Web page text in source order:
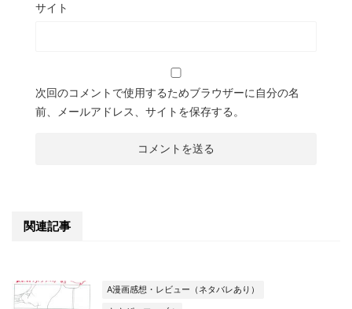
サイト
次回のコメントで使用するためブラウザーに自分の名
前、メールアドレス、サイトを保存する。
関連記事
A漫画感想・レビュー（ネタバレあり）